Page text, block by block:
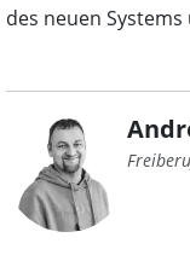
des neuen